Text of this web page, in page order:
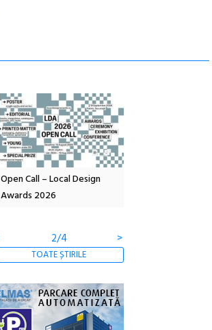
Open Call – Local Design
Awards 2026
2/4 >
TOATE ȘTIRILE